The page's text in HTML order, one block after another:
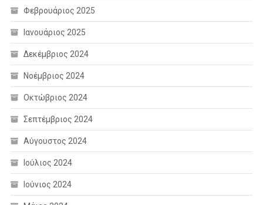
Φεβρουάριος 2025
Ιανουάριος 2025
Δεκέμβριος 2024
Νοέμβριος 2024
Οκτώβριος 2024
Σεπτέμβριος 2024
Αύγουστος 2024
Ιούλιος 2024
Ιούνιος 2024